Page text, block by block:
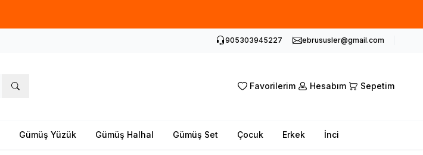
905303945227 ebrususler@gmail.com
Favorilerim Hesabım Sepetim
Gümüş Yüzük Gümüş Halhal Gümüş Set Çocuk Erkek İnci